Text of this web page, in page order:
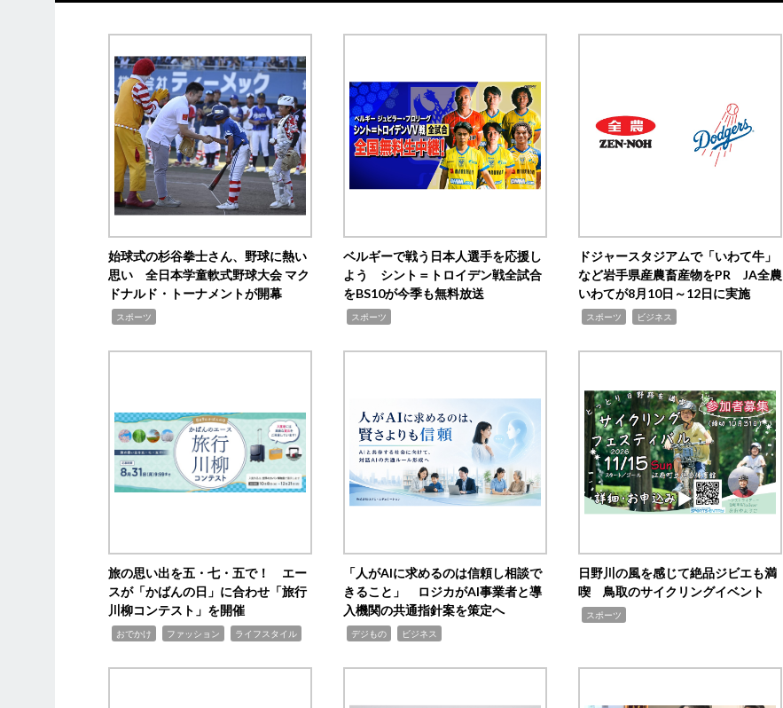
始球式の杉谷拳士さん、野球に熱い
思い 全日本学童軟式野球大会 マク
ドナルド・トーナメントが開幕
スポーツ
ベルギーで戦う日本人選手を応援し
よう シント＝トロイデン戦全試合
をBS10が今季も無料放送
スポーツ
ドジャースタジアムで「いわて牛」
など岩手県産農畜産物をPR JA全農
いわてが8月10日～12日に実施
スポーツ ビジネス
旅の思い出を五・七・五で！ エー
スが「かばんの日」に合わせ「旅行
川柳コンテスト」を開催
おでかけ ファッション ライフスタイル
「人がAIに求めるのは信頼し相談で
きること」 ロジカがAI事業者と導
入機関の共通指針案を策定へ
デジもの ビジネス
日野川の風を感じて絶品ジビエも満
喫 鳥取のサイクリングイベント
スポーツ